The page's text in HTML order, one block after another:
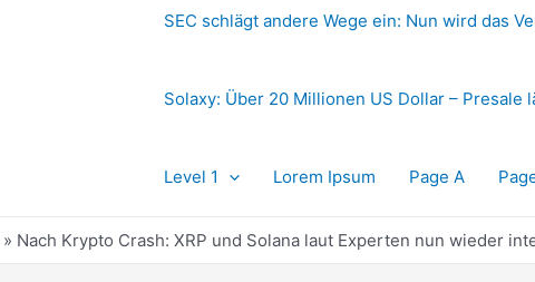
SEC schlägt andere Wege ein: Nun wird das
Solaxy: Über 20 Millionen US Dollar – Presale
Level 1 Lorem Ipsum Page A
Nach Krypto Crash: XRP und Solana laut Experten nun wieder